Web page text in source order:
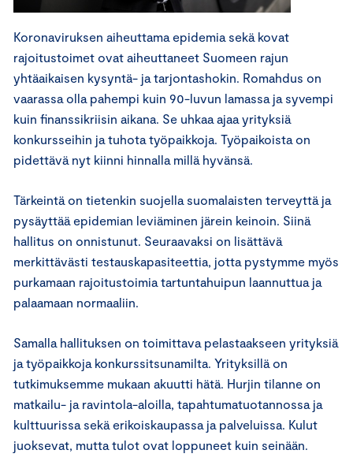
Koronaviruksen aiheuttama epidemia sekä kovat
rajoitustoimet ovat aiheuttaneet Suomeen rajun
yhtäaikaisen kysyntä- ja tarjontashokin. Romahdus on
vaarassa olla pahempi kuin 90-luvun lamassa ja syvempi
kuin finanssikriisin aikana. Se uhkaa ajaa yrityksiä
konkursseihin ja tuhota työpaikkoja. Työpaikoista on
pidettävä nyt kiinni hinnalla millä hyvänsä.
Tärkeintä on tietenkin suojella suomalaisten terveyttä ja
pysäyttää epidemian leviäminen järein keinoin. Siinä
hallitus on onnistunut. Seuraavaksi on lisättävä
merkittävästi testauskapasiteettia, jotta pystymme myös
purkamaan rajoitustoimia tartuntahuipun laannuttua ja
palaamaan normaaliin.
Samalla hallituksen on toimittava pelastaakseen yrityksiä
ja työpaikkoja konkurssitsunamilta. Yrityksillä on
tutkimuksemme mukaan akuutti hätä. Hurjin tilanne on
matkailu- ja ravintola-aloilla, tapahtumatuotannossa ja
kulttuurissa sekä erikoiskaupassa ja palveluissa. Kulut
juoksevat, mutta tulot ovat loppuneet kuin seinään.